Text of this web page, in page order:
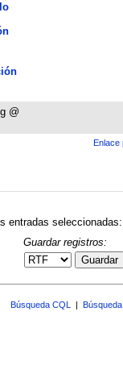
@
Enlace
entradas seleccionadas:
Guardar registros:
Guardar
Búsqueda CQL